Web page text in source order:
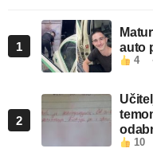
1
auto
4
2
10